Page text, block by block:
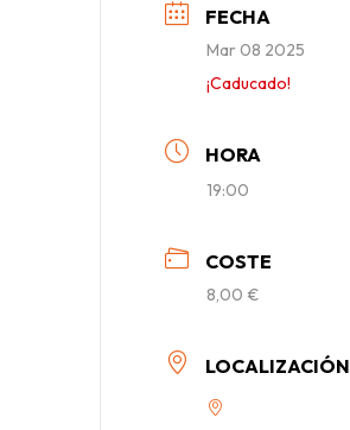
FECHA
Mar 08 2025
¡Caducado!
HORA
19:00
COSTE
8,00 €
LOCALIZACIÓN